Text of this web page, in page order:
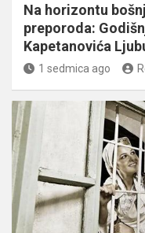
Na horizontu
preporoda:
Kapetanovića
1 sedmica ago